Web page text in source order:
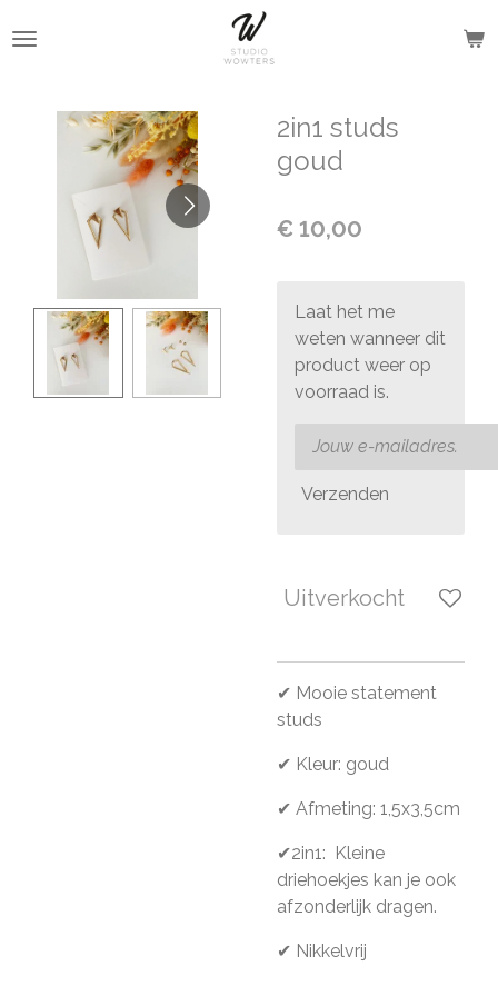
direct
hoofdinhoud
2in1 studs
goud
€ 10,00
Laat het me
weten wanneer dit
product weer op
voorraad is.
Verzenden
Uitverkocht
✔ Mooie statement
studs
✔ Kleur: goud
✔ Afmeting: 1,5x3,5cm
✔2in1: Kleine
driehoekjes kan je ook
afzonderlijk dragen.
✔ Nikkelvrij